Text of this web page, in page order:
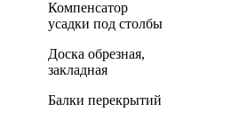
Компенсатор
усадки под столбы
Доска обрезная,
закладная
Балки перекрытий